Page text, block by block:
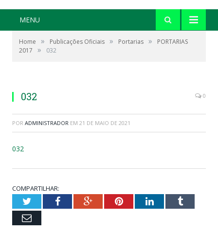
MENU
Home » Publicações Oficiais » Portarias »
PORTARIAS
2017
» 032
032 0
POR ADMINISTRADOR EM 21 DE MAIO DE 2021
032
COMPARTILHAR:
TwitterFacebookGoogle+PinterestLinkedInTumblr
Email